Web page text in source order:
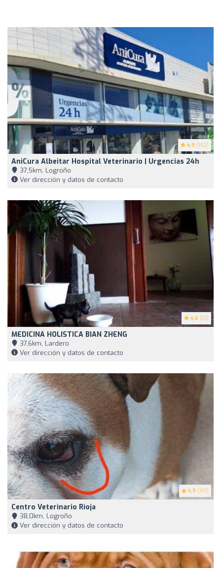
4.9 (152)
AniCura Albeitar Hospital Veterinario | Urgencias 24h
37,5km, Logroño
Ver dirección y datos de contacto
4.6 (21)
MEDICINA HOLISTICA BIAN ZHENG
37,6km, Lardero
Ver dirección y datos de contacto
4.9 (191)
Centro Veterinario Rioja
38,0km, Logroño
Ver dirección y datos de contacto